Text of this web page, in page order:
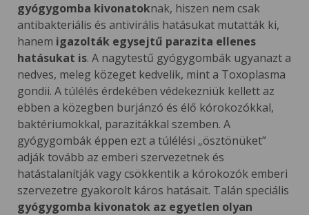
gyógygomba kivonatoknak, hiszen nem csak
antibakteriális és antivirális hatásukat mutatták ki,
hanem igazolták egysejtű parazita ellenes
hatásukat is. A nagytestű gyógygombák ugyanazt a
nedves, meleg közeget kedvelik, mint a Toxoplasma
gondii. A túlélés érdekében védekezniük kellett az
ebben a közegben burjánzó és élő kórokozókkal,
baktériumokkal, parazitákkal szemben. A
gyógygombák éppen ezt a túlélési „ösztönüket”
adják tovább az emberi szervezetnek és
hatástalanítják vagy csökkentik a kórokozók emberi
szervezetre gyakorolt káros hatásait. Talán speciális
gyógygomba kivonatok az egyetlen olyan